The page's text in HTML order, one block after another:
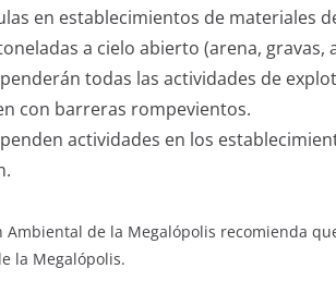
en establecimientos de materiales
a cielo abierto (arena, gravas,
todas las actividades de
con barreras rompevientos.
actividades en los
Ambiental de la Megalópolis recomienda
la Megalópolis.